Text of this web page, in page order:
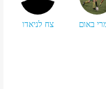
באום צח לניאדו